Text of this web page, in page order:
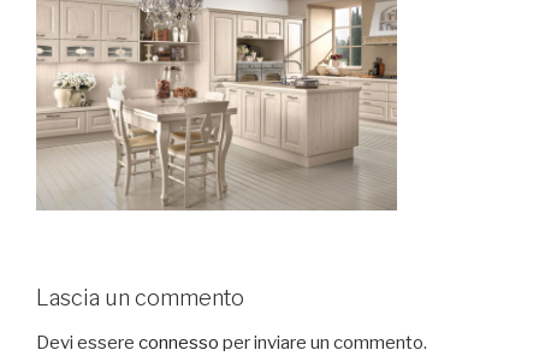
Lascia un commento
Devi essere connesso per inviare un commento.